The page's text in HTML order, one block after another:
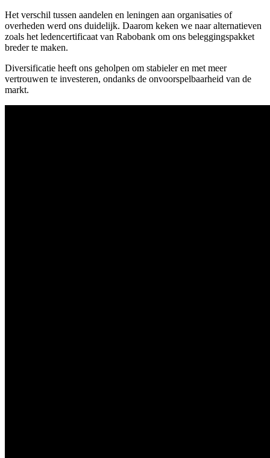
Het verschil tussen aandelen en leningen aan organisaties of
overheden werd ons duidelijk. Daarom keken we naar alternatieven
zoals het ledencertificaat van Rabobank om ons beleggingspakket
breder te maken.
Diversificatie heeft ons geholpen om stabieler en met meer
vertrouwen te investeren, ondanks de onvoorspelbaarheid van de
markt.